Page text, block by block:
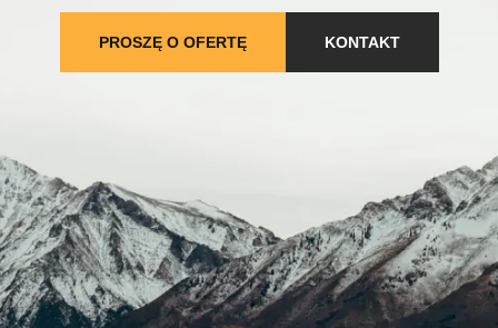
PROSZĘ O OFERTĘ KONTAKT